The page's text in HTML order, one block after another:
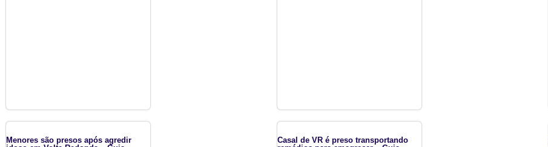
Menores são presos após agredir
Casal de VR é preso transportando